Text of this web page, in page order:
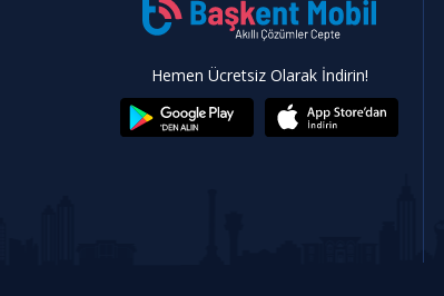
Hemen Ücretsiz Olarak İndirin!